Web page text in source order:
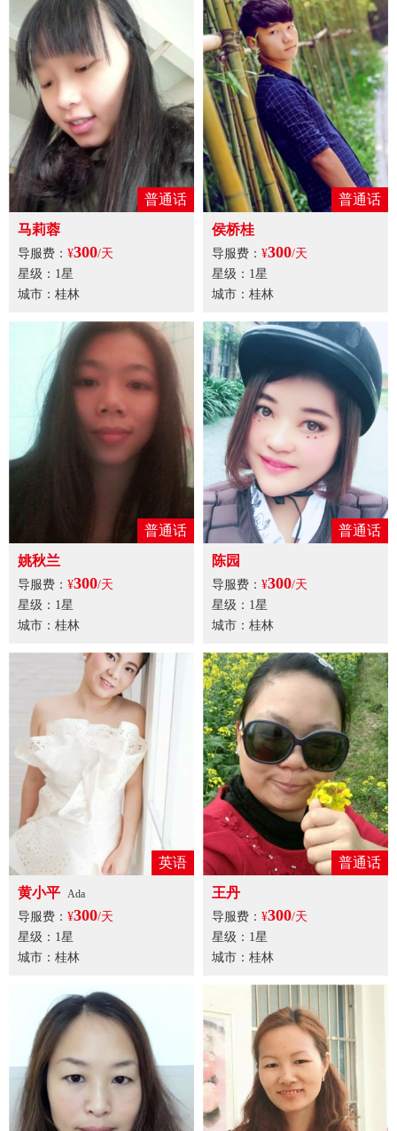
普通话
马莉蓉
导服费： ¥300/天
星级：1星
城市：桂林
普通话
侯桥桂
导服费： ¥300/天
星级：1星
城市：桂林
普通话
姚秋兰
导服费： ¥300/天
星级：1星
城市：桂林
普通话
陈园
导服费： ¥300/天
星级：1星
城市：桂林
英语
黄小平 Ada
导服费： ¥300/天
星级：1星
城市：桂林
普通话
王丹
导服费： ¥300/天
星级：1星
城市：桂林